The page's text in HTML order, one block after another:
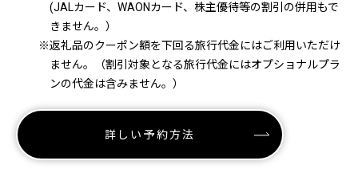
(JALカード、WAONカード、株主優待等の割引の併用もで
きません。）
※返礼品のクーポン額を下回る旅行代金にはご利用いただけ
ません。（割引対象となる旅行代金にはオプショナルプラ
ンの代金は含みません。）
詳しい予約方法